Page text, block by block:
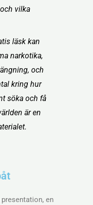
vilka
läsk kan
narkotika,
och
kring hur
söka och få
är en
en